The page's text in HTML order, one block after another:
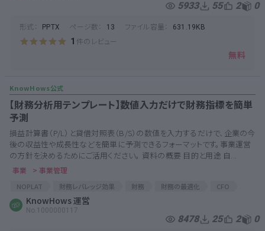
5933 55 2 0
形式： PPTX ページ数： 13 ファイル容量： 631.19KB
1 件のレビュー
無料
【財務分析用テンプレート】数値入力だけで財務指標を簡単
予測
損益計算書（P/L）と貸借対照表（B/S）の数値を入力するだけで、企業の今
後の収益性や成長性などを簡単に予測できるフォーマットです。事業運営
の方針を決めるためにご活用ください。 資料の概要 目的と用途 自...
事業 > 事業管理
NOPLAT 財務レバレッジ効果 財務 財務の最適化
CFO
財務責任者
借入限度額
財務レバレッジ
経営分析 BS 財務分析
KnowHows 運営
No.1000000117
8478 25 2 0